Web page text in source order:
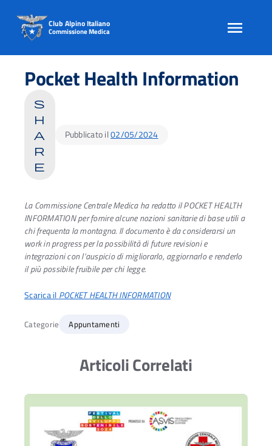
content
Club Alpino Italiano
Commissione Medica
Pocket Health Information
s
h
a
r
e
Pubblicato il02/05/2024
La Commissione Centrale Medica ha redatto il POCKET HEALTH
INFORMATION per fornire alcune nozioni sanitarie di base utili a
chi frequenta la montagna. Il documento è da considerarsi un
work in progress per la possibilità di future revisioni e
integrazioni con l’auspicio di migliorarlo, aggiornarlo e renderlo
il più possibile fruibile per chi legge.
Scarica il POCKET HEALTH INFORMATION
Categorie Appuntamenti
Articoli Correlati